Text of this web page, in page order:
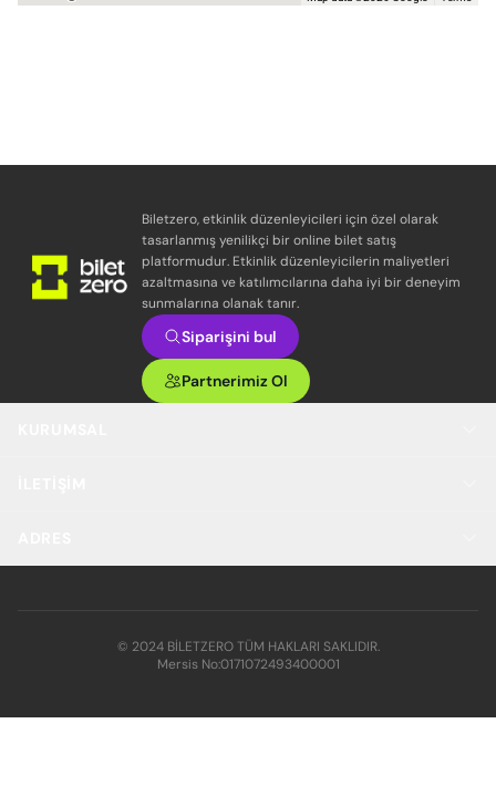
Biletzero, etkinlik düzenleyicileri için özel olarak
tasarlanmış yenilikçi bir online bilet satış
platformudur. Etkinlik düzenleyicilerin maliyetleri
azaltmasına ve katılımcılarına daha iyi bir deneyim
sunmalarına olanak tanır.
Siparişini bul
Partnerimiz Ol
© 2024 BİLETZERO TÜM HAKLARI SAKLIDIR.
Mersis No:0171072493400001